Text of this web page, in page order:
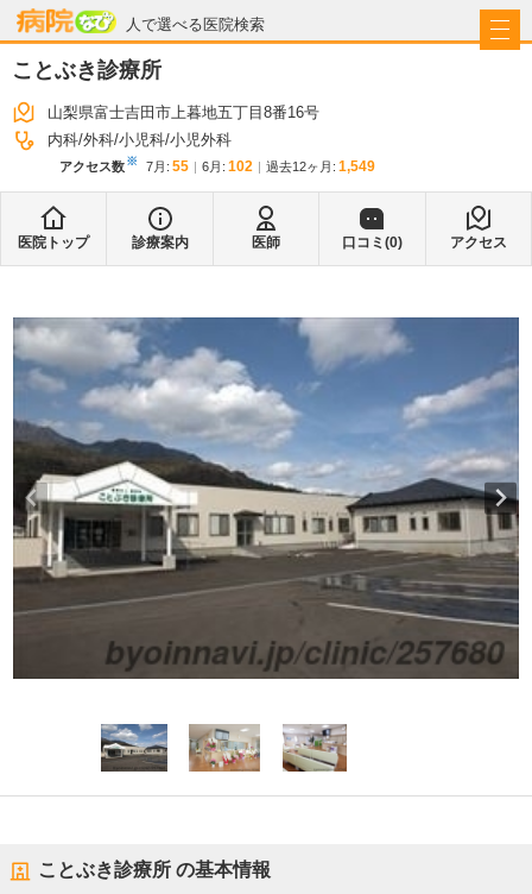
人で選べる医院検索
病院なび
ことぶき診療所
山梨県富士吉田市上暮地五丁目8番16号
内科 外科 小児科 小児外科
アクセス数※ 7月 : 55 6月 : 102 過去12ヶ月: 1,549
医院トップ 診療案内 医師 口コミ(0) アクセス
ことぶき診療所 の基本情報